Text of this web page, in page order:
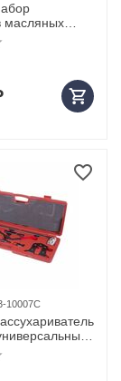
масляных
предметов
10007C